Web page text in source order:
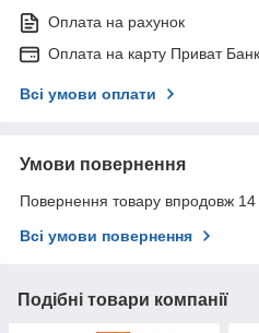
Оплата на рахунок
Оплата на карту Приват
Всі умови оплати
Умови повернення
Повернення товару впродовж 14
Всі умови повернення
Подібні товари компанії